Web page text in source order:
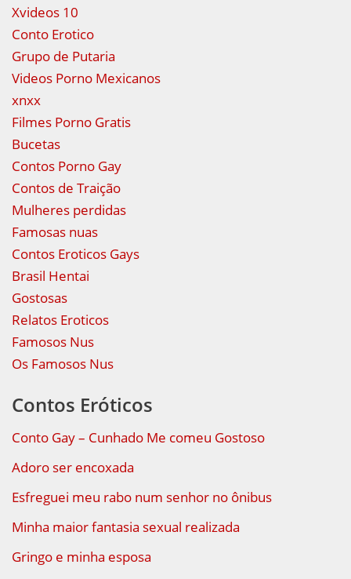
Xvideos 10
Conto Erotico
Grupo de Putaria
Videos Porno Mexicanos
xnxx
Filmes Porno Gratis
Bucetas
Contos Porno Gay
Contos de Traição
Mulheres perdidas
Famosas nuas
Contos Eroticos Gays
Brasil Hentai
Gostosas
Relatos Eroticos
Famosos Nus
Os Famosos Nus
Contos Eróticos
Conto Gay – Cunhado Me comeu Gostoso
Adoro ser encoxada
Esfreguei meu rabo num senhor no ônibus
Minha maior fantasia sexual realizada
Gringo e minha esposa